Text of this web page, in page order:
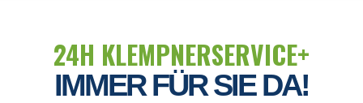
24H KLEMPNERSERVICE+
IMMER FÜR SIE DA!